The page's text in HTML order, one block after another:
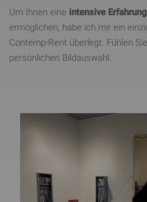
Um Ihnen eine intensive
ermöglichen, habe ich mir ein
Contemp-Rent überlegt. Fühlen
persönlichen Bildauswahl.